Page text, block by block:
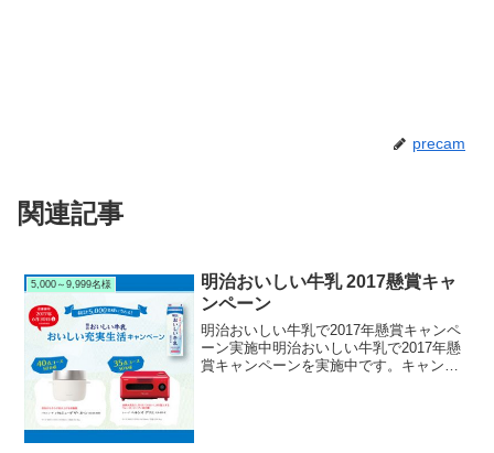
precam
関連記事
5,000～9,999名様
明治おいしい牛乳 2017懸賞キャ
ンペーン
明治おいしい牛乳で2017年懸賞キャンペ
ーン実施中明治おいしい牛乳で2017年懸
賞キャンペーンを実施中です。キャンペ